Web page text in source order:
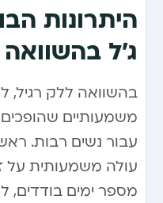
היתרונות
ג’ל
בהשוואה ללק רגיל,
משמעותיים
עבור נשים רבות.
עולה משמעותית על
מספר ימים בודדים,